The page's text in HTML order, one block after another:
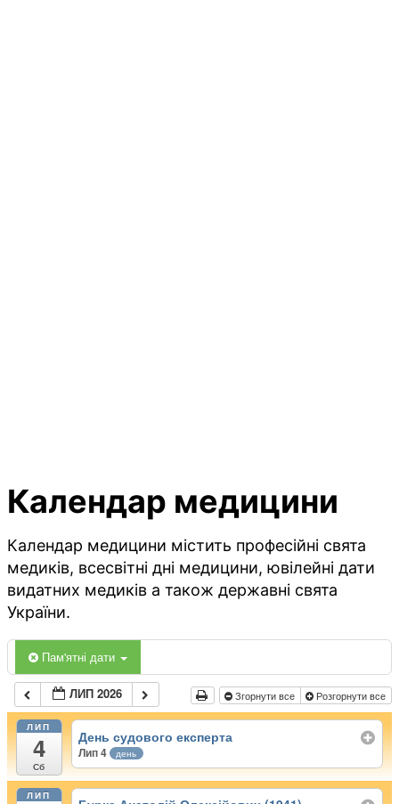
Календар медицини
Календар медицини містить професійні свята
медиків, всесвітні дні медицини, ювілейні дати
видатних медиків а також державні свята
України.
Пам'ятні дати
ЛИП 2026 Згорнути все Розгорнути все
ЛИП
4
Сб
День судового експерта
Лип 4 день
ЛИП